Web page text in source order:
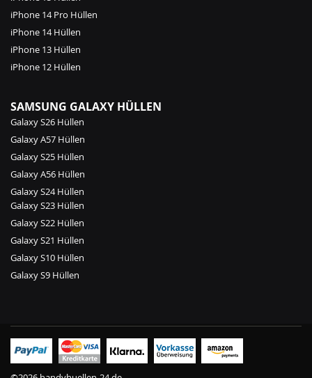
iPhone 14 Pro Hüllen
iPhone 14 Hüllen
iPhone 13 Hüllen
iPhone 12 Hüllen
SAMSUNG GALAXY HÜLLEN
Galaxy S26 Hüllen
Galaxy A57 Hüllen
Galaxy S25 Hüllen
Galaxy A56 Hüllen
Galaxy S24 Hüllen
Galaxy S23 Hüllen
Galaxy S22 Hüllen
Galaxy S21 Hüllen
Galaxy S10 Hüllen
Galaxy S9 Hüllen